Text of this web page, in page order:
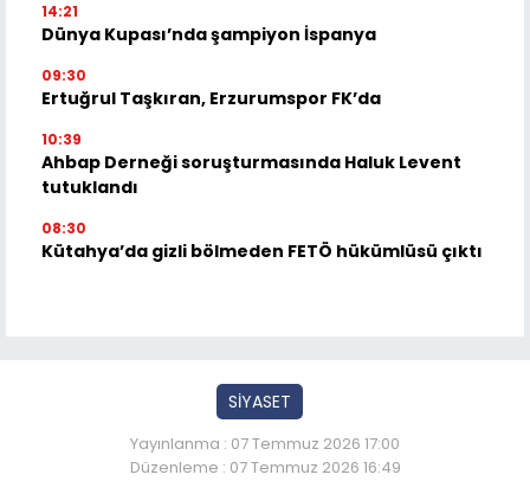
14:21
Dünya Kupası’nda şampiyon İspanya
09:30
Ertuğrul Taşkıran, Erzurumspor FK’da
10:39
Ahbap Derneği soruşturmasında Haluk Levent
tutuklandı
08:30
Kütahya’da gizli bölmeden FETÖ hükümlüsü çıktı
SİYASET
Yayınlanma : 07 Temmuz 2026 17:00
Düzenleme : 07 Temmuz 2026 16:49